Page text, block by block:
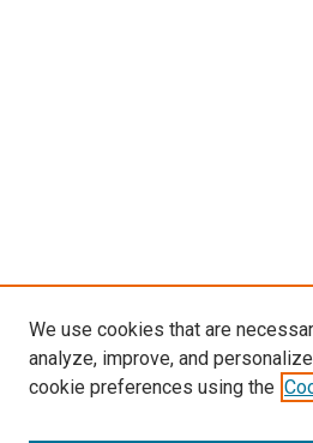
We use cookies that are
analyze, improve, and
cookie preferences using the